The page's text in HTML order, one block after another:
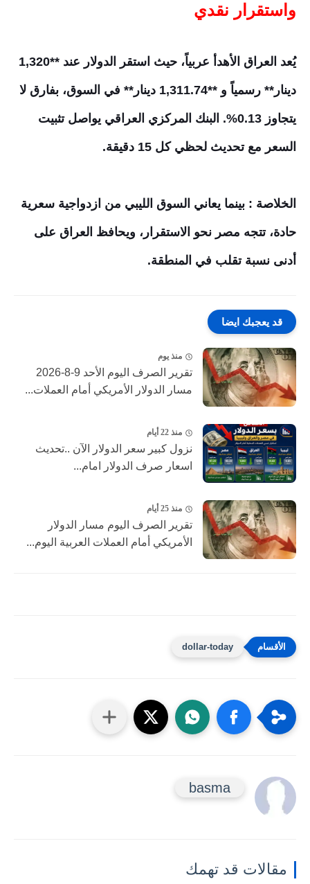
واستقرار نقدي
يُعد العراق الأهدأ عربياً، حيث استقر الدولار عند **1,320
دينار** رسمياً و **1,311.74 دينار** في السوق، بفارق لا
يتجاوز 0.13%. البنك المركزي العراقي يواصل تثبيت
السعر مع تحديث لحظي كل 15 دقيقة.
الخلاصة : بينما يعاني السوق الليبي من ازدواجية سعرية
حادة، تتجه مصر نحو الاستقرار، ويحافظ العراق على
أدنى نسبة تقلب في المنطقة.
قد يعجبك ايضا
منذ يوم
تقرير الصرف اليوم الأحد 9-8-2026
مسار الدولار الأمريكي أمام العملات...
منذ 22 أيام
نزول كبير ‎سعر الدولار الآن ..تحديث
اسعار صرف الدولار امام...
منذ 25 أيام
تقرير الصرف اليوم مسار الدولار
الأمريكي أمام العملات العربية اليوم...
dollar-today
basma
مقالات قد تهمك